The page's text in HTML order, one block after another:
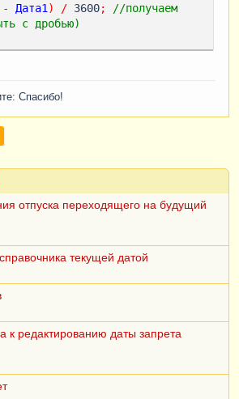
- Дата1 ) / 3600;
//получаем
с дробью)
Спасибо!
отпуска переходящего на будущий
текущей датой
к редактированию даты запрета